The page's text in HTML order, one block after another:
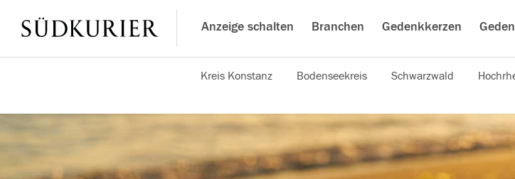
Anzeige schalten Branchen Gedenkkerzen
Kreis Konstanz Bodenseekreis Schwarzwald